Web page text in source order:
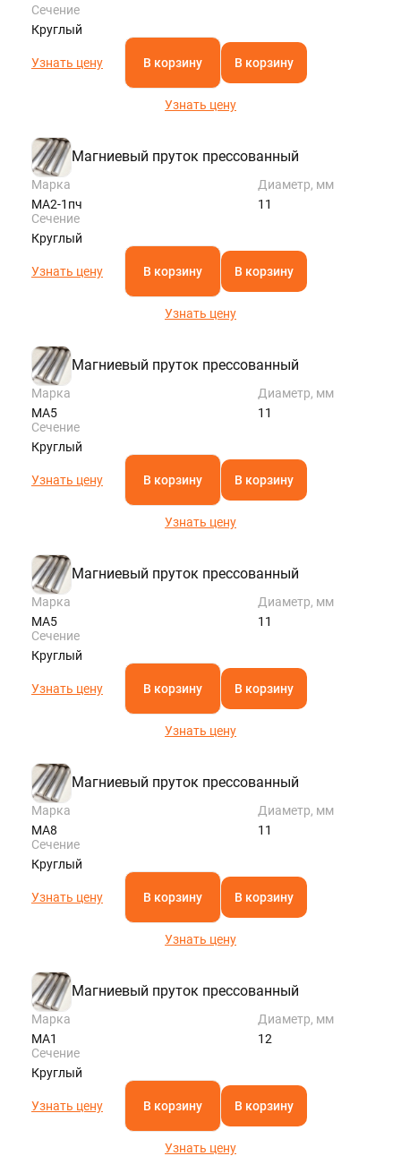
Сечение
Круглый
Узнать цену В корзину В корзину
Узнать цену
Магниевый пруток прессованный
Марка
МА2-1пч
Диаметр, мм
11
Сечение
Круглый
Узнать цену В корзину В корзину
Узнать цену
Магниевый пруток прессованный
Марка
МА5
Диаметр, мм
11
Сечение
Круглый
Узнать цену В корзину В корзину
Узнать цену
Магниевый пруток прессованный
Марка
МА5
Диаметр, мм
11
Сечение
Круглый
Узнать цену В корзину В корзину
Узнать цену
Магниевый пруток прессованный
Марка
МА8
Диаметр, мм
11
Сечение
Круглый
Узнать цену В корзину В корзину
Узнать цену
Магниевый пруток прессованный
Марка
МА1
Диаметр, мм
12
Сечение
Круглый
Узнать цену В корзину В корзину
Узнать цену